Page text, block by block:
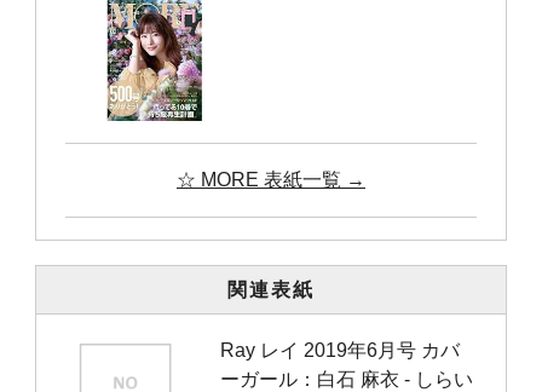
☆ MORE 表紙一覧 →
関連表紙
Ray レイ 2019年6月号 カバ
ーガール：白石 麻衣 ‐ しらい